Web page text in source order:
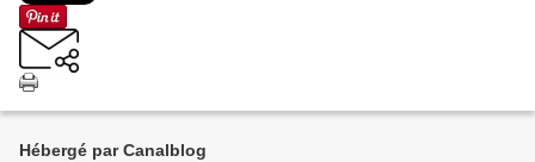
Hébergé par Canalblog